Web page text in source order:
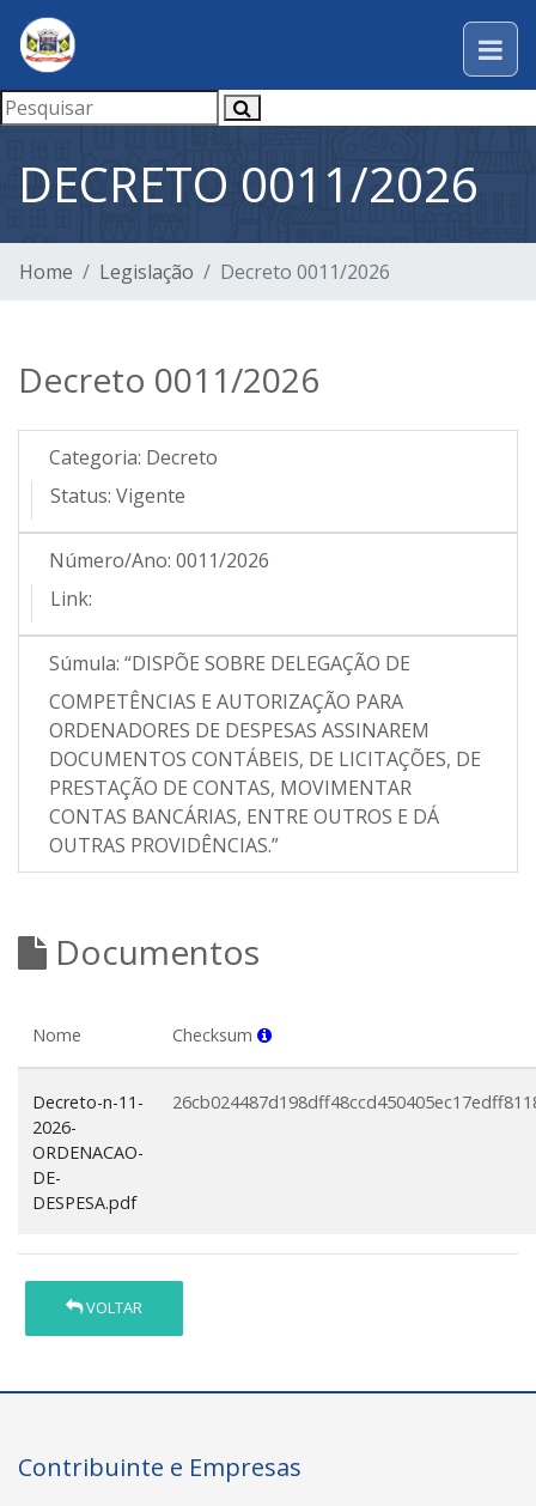
DECRETO 0011/2026
Home Legislação Decreto 0011/2026
Decreto 0011/2026
Categoria: Decreto
Status: Vigente
Número/Ano: 0011/2026
Link:
Súmula: “DISPÕE SOBRE DELEGAÇÃO DE
COMPETÊNCIAS E AUTORIZAÇÃO PARA
ORDENADORES DE DESPESAS ASSINAREM
DOCUMENTOS CONTÁBEIS, DE LICITAÇÕES, DE
PRESTAÇÃO DE CONTAS, MOVIMENTAR
CONTAS BANCÁRIAS, ENTRE OUTROS E DÁ
OUTRAS PROVIDÊNCIAS.”
Documentos
Nome Checksum
Decreto-n-11-
2026-
ORDENACAO-
DE-
DESPESA.pdf
VOLTAR
Contribuinte e Empresas